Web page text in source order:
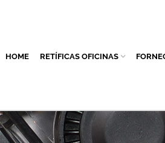
HOME RETÍFICAS OFICINAS